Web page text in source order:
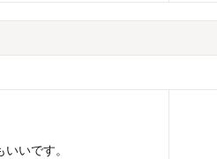
いです。